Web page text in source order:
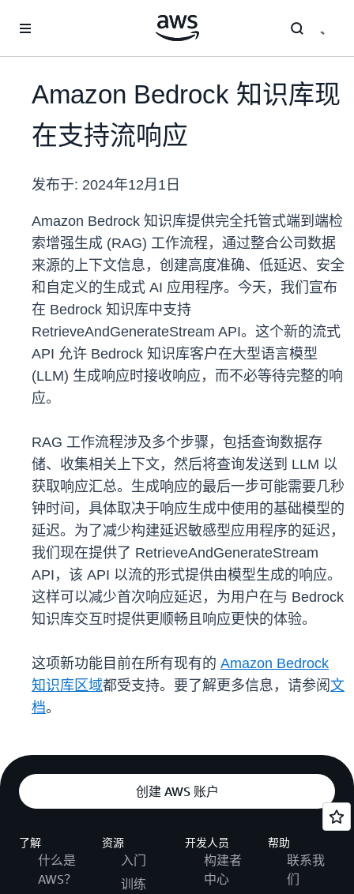
Amazon Bedrock 知识库现
在支持流响应
发布于: 2024年12月1日
Amazon Bedrock 知识库提供完全托管式端到端检
索增强生成 (RAG) 工作流程，通过整合公司数据
来源的上下文信息，创建高度准确、低延迟、安全
和自定义的生成式 AI 应用程序。今天，我们宣布
在 Bedrock 知识库中支持
RetrieveAndGenerateStream API。这个新的流式
API 允许 Bedrock 知识库客户在大型语言模型
(LLM) 生成响应时接收响应，而不必等待完整的响
应。
RAG 工作流程涉及多个步骤，包括查询数据存
储、收集相关上下文，然后将查询发送到 LLM 以
获取响应汇总。生成响应的最后一步可能需要几秒
钟时间，具体取决于响应生成中使用的基础模型的
延迟。为了减少构建延迟敏感型应用程序的延迟，
我们现在提供了 RetrieveAndGenerateStream
API，该 API 以流的形式提供由模型生成的响应。
这样可以减少首次响应延迟，为用户在与 Bedrock
知识库交互时提供更顺畅且响应更快的体验。
这项新功能目前在所有现有的 Amazon Bedrock
知识库区域都受支持。要了解更多信息，请参阅 文
档。
创建 AWS 账户
了解
什么是
AWS？
资源
入门
训练
开发人员
构建者
中心
帮助
联系我
们